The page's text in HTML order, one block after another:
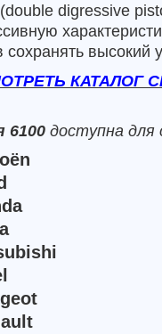
digressive
сохранять высокий
КАТАЛОГ
6100 доступна